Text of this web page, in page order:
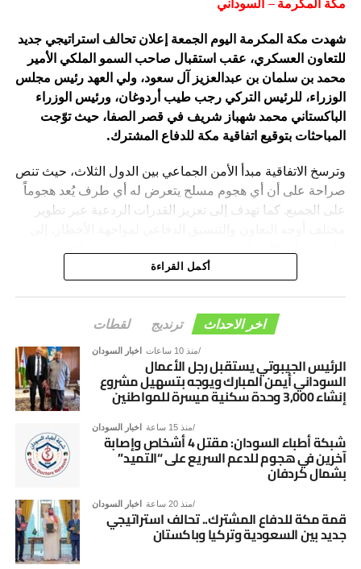
شهدت مكة المكرمة اليوم الجمعة إعلان تحالف استراتيجي جديد
للتعاون العسكري، عقب استقبال صاحب السمو الملكي الأمير
محمد بن سلمان بن عبدالعزيز آل سعود، ولي العهد رئيس مجلس
الوزراء، للرئيس التركي رجب طيب أردوغان، ورئيس الوزراء
الباكستاني محمد شهباز شريف في قصر الصفا، حيث توّجت
المباحثات بتوقيع اتفاقية مكة للدفاع المشترك.
وترسخ الاتفاقية مبدأ الأمن الجماعي بين الدول الثلاث، حيث تنص
صراحة على أن أي هجوم مسلح يتعرض له أي طرف يُعد هجوماً
على الجميع. كما تهدف إلى تعزيز القدرات الردعية عبر تطوير
والسلام في المنطقة والعالم.أكمل القراءة
اخر الاحداث ترنديج لقطات
اخبار السودان منذ 10 ساعات
الرئيس الجيبوتي يستقبل رجل الأعمال
السوداني أيمن المبارك ويوجه بتسهيل مشروع
إنشاء 3,000 وحدة سكنية ميسرة للمواطنين
اخبار السودان منذ 15 ساعة
شبكة أطباء السودان: مقتل 4 أشخاص وإصابة
آخرين في هجوم للدعم السريع على “التميد”
بشمال كردفان
اخبار السودان منذ 20 ساعة
قمة مكة للدفاع المشترك.. تحالف استراتيجي
جديد بين السعودية وتركيا وباكستان